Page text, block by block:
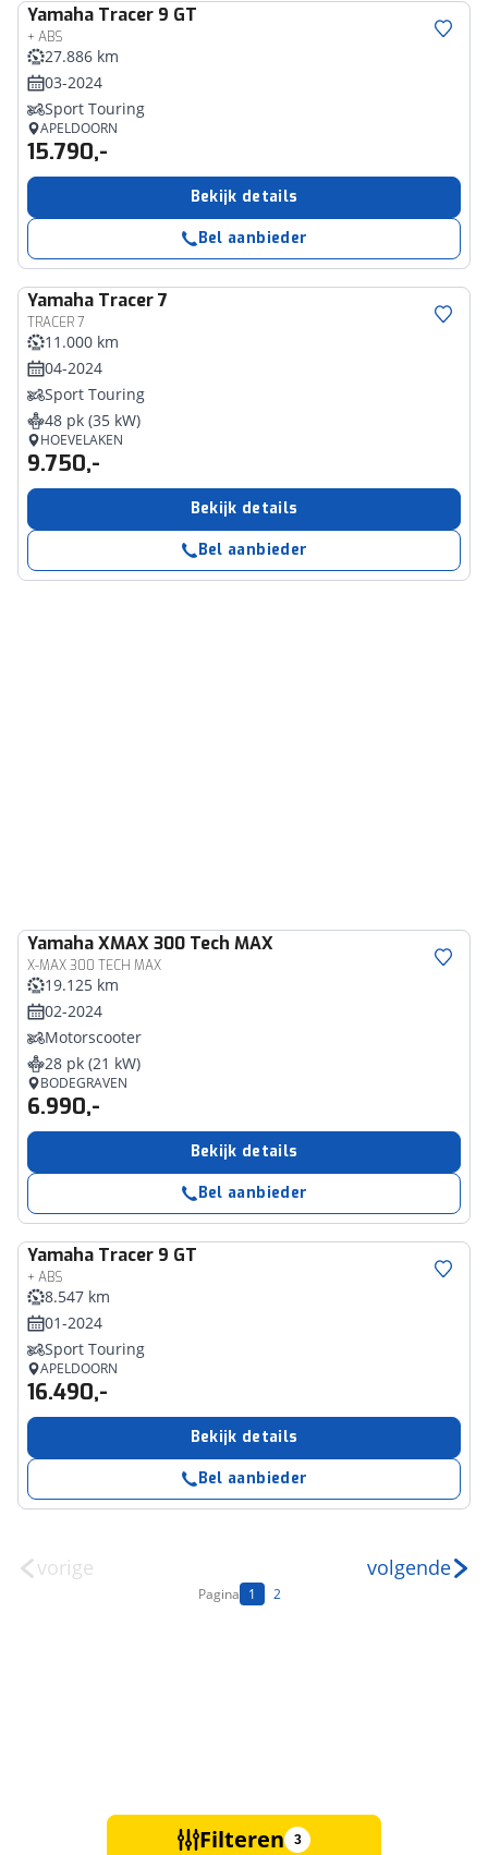
Yamaha Tracer 9 GT
+ ABS
27.886 km
03-2024
Sport Touring
APELDOORN
15.790,-
Bekijk details
Bel aanbieder
Yamaha Tracer 7
TRACER 7
11.000 km
04-2024
Sport Touring
48 pk (35 kW)
HOEVELAKEN
9.750,-
Bekijk details
Bel aanbieder
YamahaXMAX 300 Tech MAX
X-MAX 300 TECH MAX
19.125 km
02-2024
Motorscooter
28 pk (21 kW)
BODEGRAVEN
6.990,-
Bekijk details
Bel aanbieder
Yamaha Tracer 9 GT
+ ABS
8.547 km
01-2024
Sport Touring
APELDOORN
16.490,-
Bekijk details
Bel aanbieder
vorige
Pagina 1 2
volgende
Filteren 3